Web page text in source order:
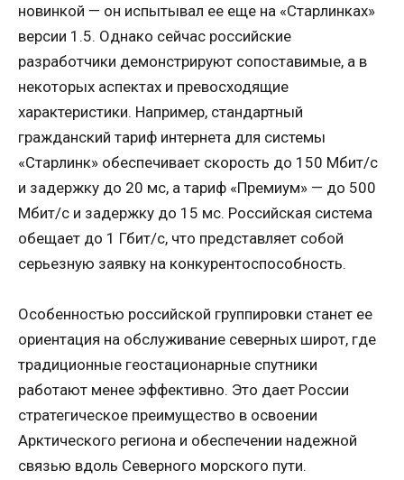
новинкой — он испытывал ее еще на «Старлинках»
версии 1.5. Однако сейчас российские
разработчики демонстрируют сопоставимые, а в
некоторых аспектах и превосходящие
характеристики. Например, стандартный
гражданский тариф интернета для системы
«Старлинк» обеспечивает скорость до 150 Мбит/с
и задержку до 20 мс, а тариф «Премиум» — до 500
Мбит/с и задержку до 15 мс. Российская система
обещает до 1 Гбит/с, что представляет собой
серьезную заявку на конкурентоспособность.
Особенностью российской группировки станет ее
ориентация на обслуживание северных широт, где
традиционные геостационарные спутники
работают менее эффективно. Это дает России
стратегическое преимущество в освоении
Арктического региона и обеспечении надежной
связью вдоль Северного морского пути.